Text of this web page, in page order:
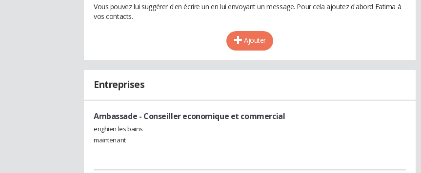
Vous pouvez lui suggérer d'en écrire un en lui envoyant un message. Pour cela ajoutez d'abord Fatima à
vos contacts.
Ajouter
Entreprises
Ambassade - Conseiller economique et commercial
enghien les bains
maintenant